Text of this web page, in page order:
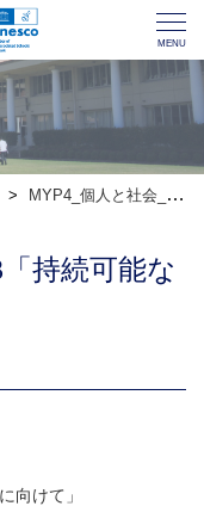
MENU
MYP4_個人と社会_UNIT3「持続可能な国際社会に向けて」1
持続可能な
向けて」